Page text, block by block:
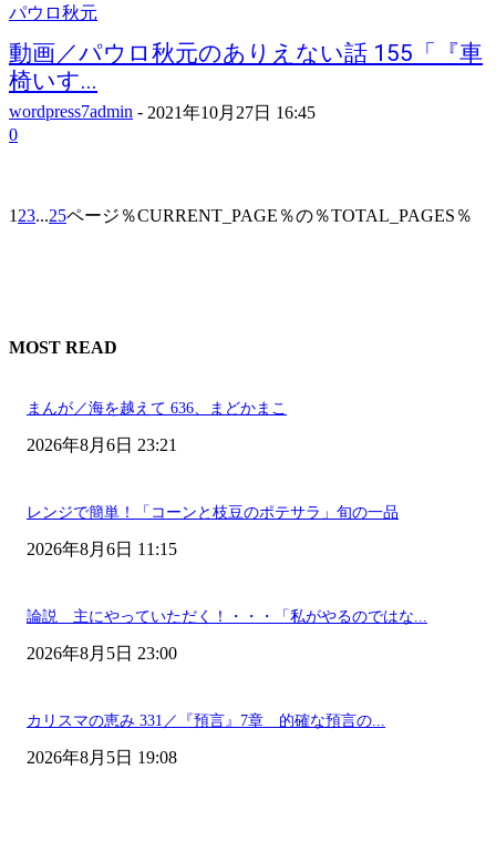
パウロ秋元
動画／パウロ秋元のありえない話 155「『車
椅いす...
wordpress7admin - 2021年10月27日 16:45
0
1 23...25ページ％CURRENT_PAGE％の％TOTAL_PAGES％
MOST READ
まんが／海を越えて 636、まどかまこ
2026年8月6日 23:21
レンジで簡単！「コーンと枝豆のポテサラ」旬の一品
2026年8月6日 11:15
論説 主にやっていただく！・・・「私がやるのではな...
2026年8月5日 23:00
カリスマの恵み 331／『預言』7章 的確な預言の...
2026年8月5日 19:08